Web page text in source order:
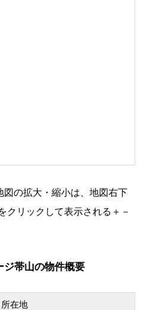
の拡大・縮小は、地図右下
クリックして表示される ＋ －
ジ帯山の物件概要
所在地